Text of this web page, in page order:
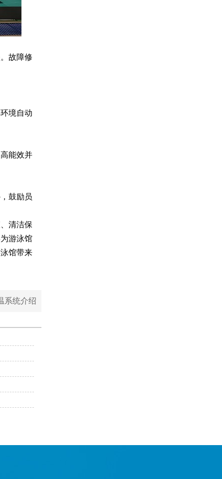
故障修
境自动
能效并
鼓励员
清洁保
游泳馆
馆带来
系统介绍